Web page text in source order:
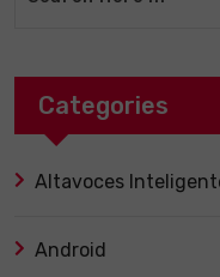
Categories
Altavoces
Android